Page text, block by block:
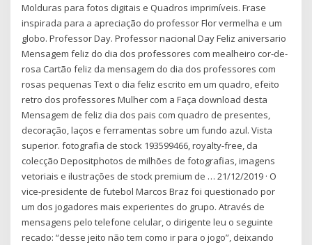
Molduras para fotos digitais e Quadros imprimíveis. Frase
inspirada para a apreciação do professor Flor vermelha e um
globo. Professor Day. Professor nacional Day Feliz aniversario
Mensagem feliz do dia dos professores com mealheiro cor-de-
rosa Cartão feliz da mensagem do dia dos professores com
rosas pequenas Text o dia feliz escrito em um quadro, efeito
retro dos professores Mulher com a Faça download desta
Mensagem de feliz dia dos pais com quadro de presentes,
decoração, laços e ferramentas sobre um fundo azul. Vista
superior. fotografia de stock 193599466, royalty-free, da
colecção Depositphotos de milhões de fotografias, imagens
vetoriais e ilustrações de stock premium de … 21/12/2019 · O
vice-presidente de futebol Marcos Braz foi questionado por
um dos jogadores mais experientes do grupo. Através de
mensagens pelo telefone celular, o dirigente leu o seguinte
recado: “desse jeito não tem como ir para o jogo”, deixando